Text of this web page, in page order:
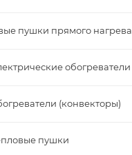
пушки прямого нагрева
обогреватели
(конвекторы)
пушки